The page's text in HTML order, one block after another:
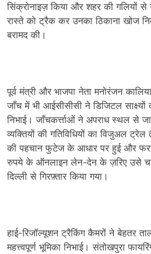
सिंक्रोनाइज़ किया और शहर की गलियों
रास्ते को ट्रैक कर उनका ठिकाना खोज
बरामद की।
पूर्व मंत्री और भाजपा नेता मनोरंजन
जाँच में भी आईसीसीसी ने डिजिटल
निभाई। जाँचकर्त्ताओं ने अपराध स्थल से
व्यक्तियों की गतिविधियों का विजुअल
की पहचान फुटेज के आधार पर हुई और
रुपये के ऑनलाइन लेन-देन के ज़रिए उसे
दिल्ली से गिरफ़्तार किया गया।
हाई-रिजॉल्यूशन ट्रैकिंग कैमरों ने बेहतर
महत्त्वपूर्ण भूमिका निभाई। संतोखपुरा